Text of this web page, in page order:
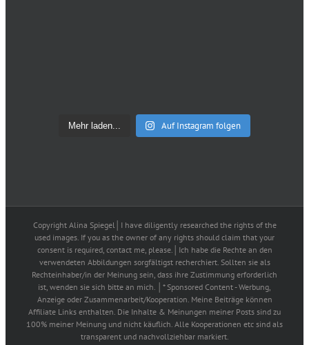
Mehr laden... Auf Instagram folgen
Copyright Alina Spiegel│I have diligently researched the rights of the
used images. If you as the owner of any rights should claim that your
consent is required, contact me, please.│Ich habe die Rechte an den
verwendeten Abbildungen sorgfältigst recherchiert. Sollten sie als
Rechteinhaber/in der Meinung sein, dass ihre Zustimmung erforderlich
ist, wenden sie sich bitte an mich. │* Sponsored Content - Werbung,
Anzeige oder Zusammenarbeit/Kooperation. Meine Beiträge können
Affiliate Links enthalten. Die Inhalte & Meinungen meiner Posts sind zu
100% meiner Meinung und nicht käuflich. Alle Kooperationen etc sind als
transparent und nachvollziehbar markiert.